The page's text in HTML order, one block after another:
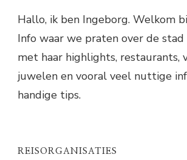
Hallo, ik ben Ingeborg. Welkom
Info waar we praten over de stad
met haar highlights, restaurants,
juwelen en vooral veel nuttige
handige tips.
REISORGANISATIES